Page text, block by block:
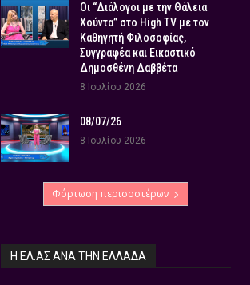
Οι “Διάλογοι με την Θάλεια
Χούντα” στο High TV με τον
Καθηγητή Φιλοσοφίας,
Συγγραφέα και Εικαστικό
Δημοσθένη Δαββέτα
8 Ιουλίου 2026
08/07/26
8 Ιουλίου 2026
Φόρτωση περισσοτέρων
Η ΕΛ.ΑΣ ΑΝΆ ΤΗΝ ΕΛΛΆΔΑ